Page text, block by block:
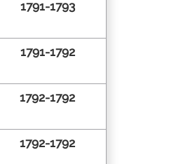
1791-1793
1791-1792
1792-1792
1792-1792